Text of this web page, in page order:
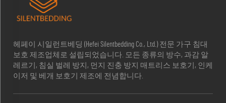
헤페이 시일런트베딩 (Hefei Silentbedding Co., Ltd.) 전문 가구 침대
보호 제조업체로 설립되었습니다. 모든 종류의 방수, 과감 알
레르기, 침실 벌레 방지, 먼지 진충 방지 매트리스 보호기, 인케
이저 및 베개 보호기 제조에 전념합니다.